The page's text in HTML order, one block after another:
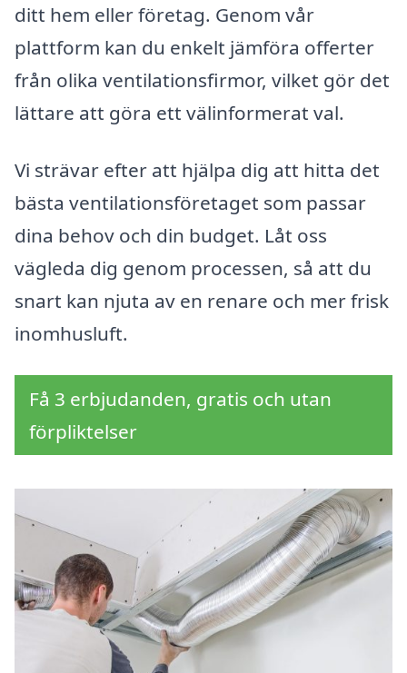
ditt hem eller företag. Genom vår
plattform kan du enkelt jämföra offerter
från olika ventilationsfirmor, vilket gör det
lättare att göra ett välinformerat val.
Vi strävar efter att hjälpa dig att hitta det
bästa ventilationsföretaget som passar
dina behov och din budget. Låt oss
vägleda dig genom processen, så att du
snart kan njuta av en renare och mer frisk
inomhusluft.
Få 3 erbjudanden, gratis och utan
förpliktelser